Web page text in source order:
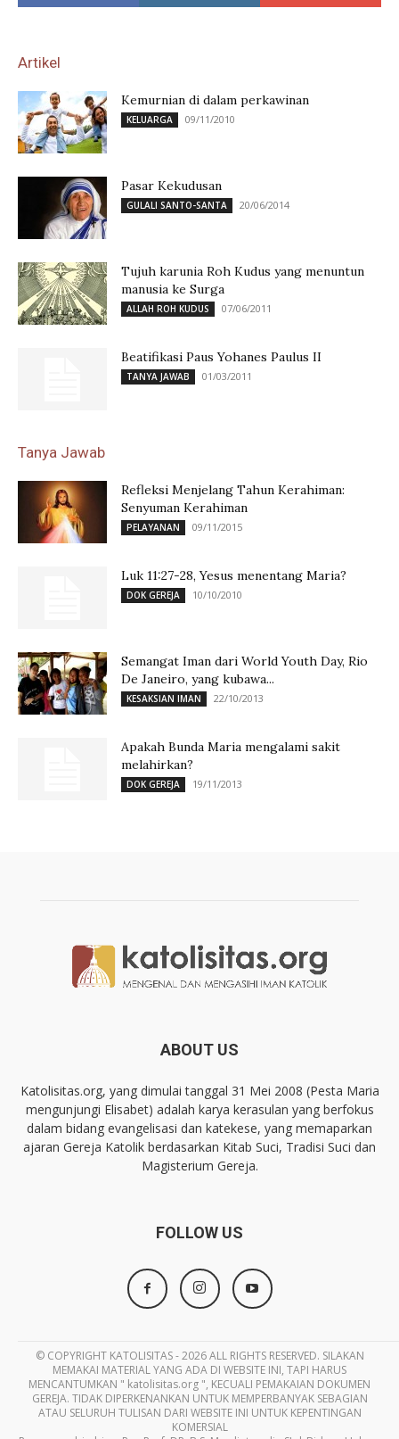
Artikel
Kemurnian di dalam perkawinan
KELUARGA 09/11/2010
Pasar Kekudusan
GULALI SANTO-SANTA 20/06/2014
Tujuh karunia Roh Kudus yang menuntun
manusia ke Surga
ALLAH ROH KUDUS 07/06/2011
Beatifikasi Paus Yohanes Paulus II
TANYA JAWAB 01/03/2011
Tanya Jawab
Refleksi Menjelang Tahun Kerahiman:
Senyuman Kerahiman
PELAYANAN 09/11/2015
Luk 11:27-28, Yesus menentang Maria?
DOK GEREJA 10/10/2010
Semangat Iman dari World Youth Day, Rio
De Janeiro, yang kubawa...
KESAKSIAN IMAN 22/10/2013
Apakah Bunda Maria mengalami sakit
melahirkan?
DOK GEREJA 19/11/2013
ABOUT US
Katolisitas.org, yang dimulai tanggal 31 Mei 2008 (Pesta Maria
mengunjungi Elisabet) adalah karya kerasulan yang berfokus
dalam bidang evangelisasi dan katekese, yang memaparkan
ajaran Gereja Katolik berdasarkan Kitab Suci, Tradisi Suci dan
Magisterium Gereja.
FOLLOW US
© COPYRIGHT KATOLISITAS - 2026 ALL RIGHTS RESERVED. SILAKAN
MEMAKAI MATERIAL YANG ADA DI WEBSITE INI, TAPI HARUS
MENCANTUMKAN " katolisitas.org ", KECUALI PEMAKAIAN DOKUMEN
GEREJA. TIDAK DIPERKENANKAN UNTUK MEMPERBANYAK SEBAGIAN
ATAU SELURUH TULISAN DARI WEBSITE INI UNTUK KEPENTINGAN
KOMERSIAL